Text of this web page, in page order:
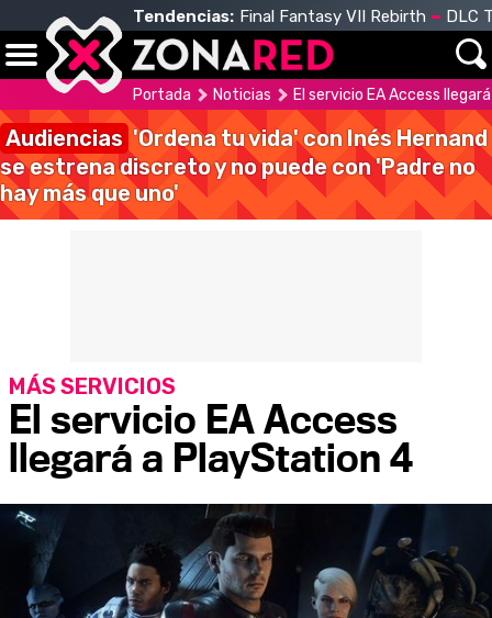
Tendencias: Final Fantasy VII Rebirth DLC
Portada Noticias El servicio EA Access
Audiencias 'Ordena tu vida' con Inés Hernand
se estrena discreto y no puede con 'Padre no
hay más que uno'
El servicio EA Access
llegará a PlayStation 4
MÁS SERVICIOS